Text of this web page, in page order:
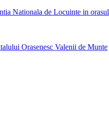
Nationala de Locuinte in
Orasenesc Valenii de Munte